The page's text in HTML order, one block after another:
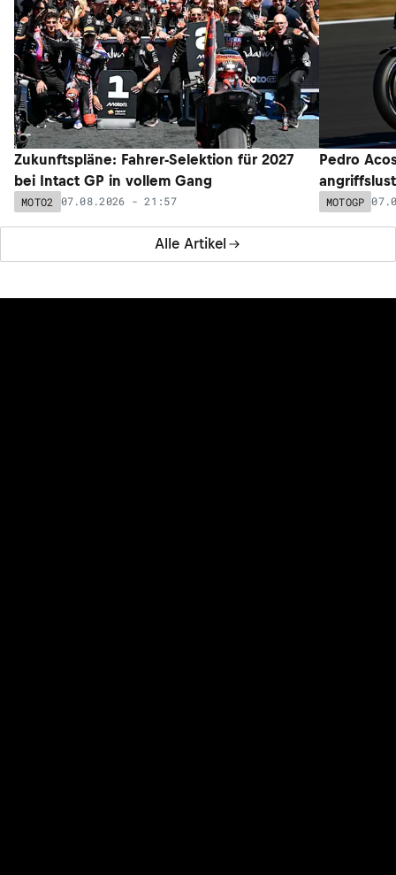
Alle Artikel
Zukunftspläne: Fahrer-Selektion für 2027
bei Intact GP in vollem Gang
MOTO2 07.08.2026 - 21:57
Pedro
MOTOGP